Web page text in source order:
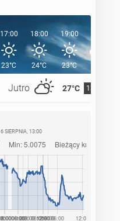
Jutro 27°C 13°C
17:00
23°C
18:00
24°C
19:00
23°C
20:00
6 SIERPNIA, 13:00